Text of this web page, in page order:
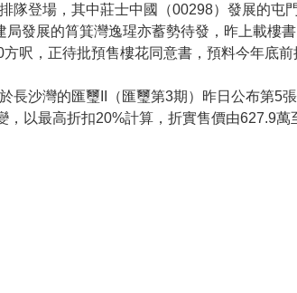
隊登場，其中莊士中國（00298）發展的
發展的筲箕灣逸瑆亦蓄勢待發，昨上載樓
呎，正待批預售樓花同意書，預料今年底前
長沙灣的匯璽II（匯璽第3期）昨日公布第5
以最高折扣20%計算，折實售價由627.9萬